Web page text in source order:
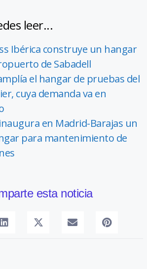
leer...
Ibérica construye un hangar
de Sabadell
el hangar de pruebas del
cuya demanda va en
en Madrid-Barajas un
para mantenimiento de
esta noticia